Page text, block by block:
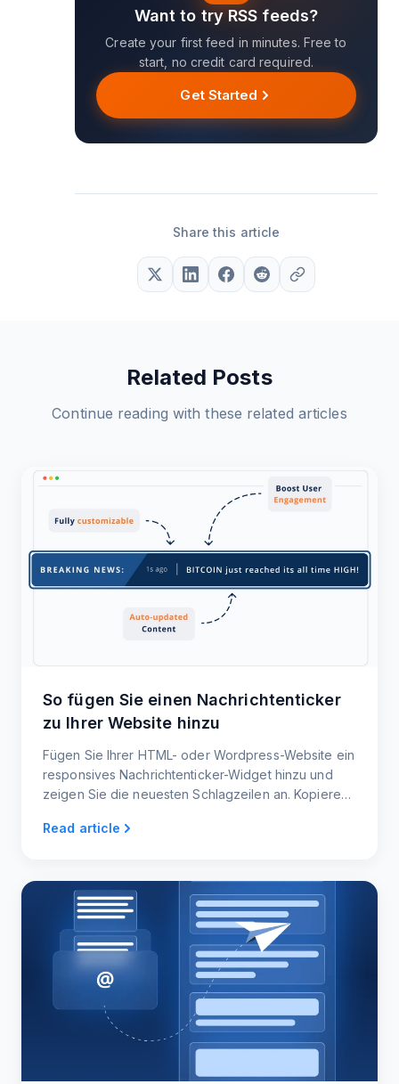
Want to try RSS feeds?
Create your first feed in minutes. Free to
start, no credit card required.
Get Started
Share this article
Related Posts
Continue reading with these related articles
So fügen Sie einen Nachrichtenticker
zu Ihrer Website hinzu
Fügen Sie Ihrer HTML- oder Wordpress-Website ein
responsives Nachrichtenticker-Widget hinzu und
zeigen Sie die neuesten Schlagzeilen an. Kopieren
es ein. Das war's!
Read article